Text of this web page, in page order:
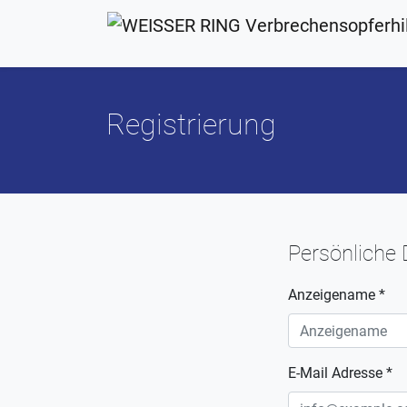
Registrierung
Persönliche
Anzeigename *
E-Mail Adresse *